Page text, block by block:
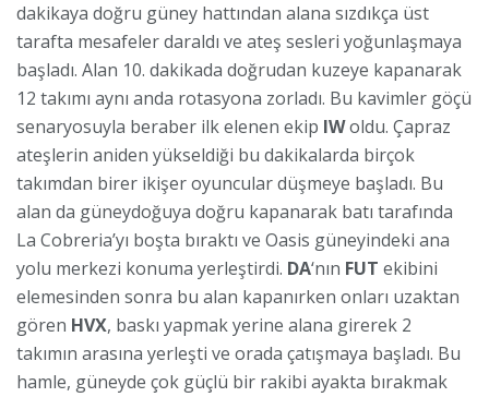
dakikaya doğru güney hattından alana sızdıkça üst
tarafta mesafeler daraldı ve ateş sesleri yoğunlaşmaya
başladı. Alan 10. dakikada doğrudan kuzeye kapanarak
12 takımı aynı anda rotasyona zorladı. Bu kavimler göçü
senaryosuyla beraber ilk elenen ekip IWoldu. Çapraz
ateşlerin aniden yükseldiği bu dakikalarda birçok
takımdan birer ikişer oyuncular düşmeye başladı. Bu
alan da güneydoğuya doğru kapanarak batı tarafında
La Cobreria’yı boşta bıraktı ve Oasis güneyindeki ana
yolu merkezi konuma yerleştirdi. DA‘nın FUT ekibini
elemesinden sonra bu alan kapanırken onları uzaktan
gören HVX, baskı yapmak yerine alana girerek 2
takımın arasına yerleşti ve orada çatışmaya başladı. Bu
hamle, güneyde çok güçlü bir rakibi ayakta bırakmak